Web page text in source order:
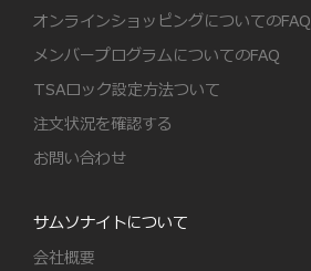
オンラインショッピングについてのFAQ
メンバープログラムについてのFAQ
TSAロック設定方法ついて
注文状況を確認する
お問い合わせ
サムソナイトについて
会社概要